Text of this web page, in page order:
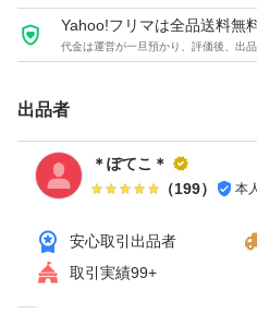
Yahoo!フリマは全品送料無
代金は運営が一旦預かり、評価後、出
出品者
＊ぽてこ＊
（199） 本
安心取引出品者
取引実績99+